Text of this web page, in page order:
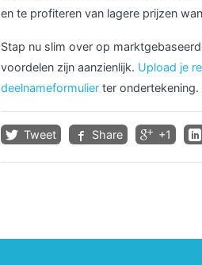
en te profiteren van lagere prijzen
Stap nu slim over op
voordelen zijn aanzienlijk. Upload je
deelnameformulier ter
Tweet Share +1